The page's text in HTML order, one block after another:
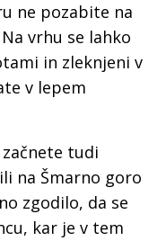
ne pozabite na
vrhu se lahko
in zleknjeni v
v lepem
tudi
na Šmarno goro
zgodilo, da se
kar je v tem